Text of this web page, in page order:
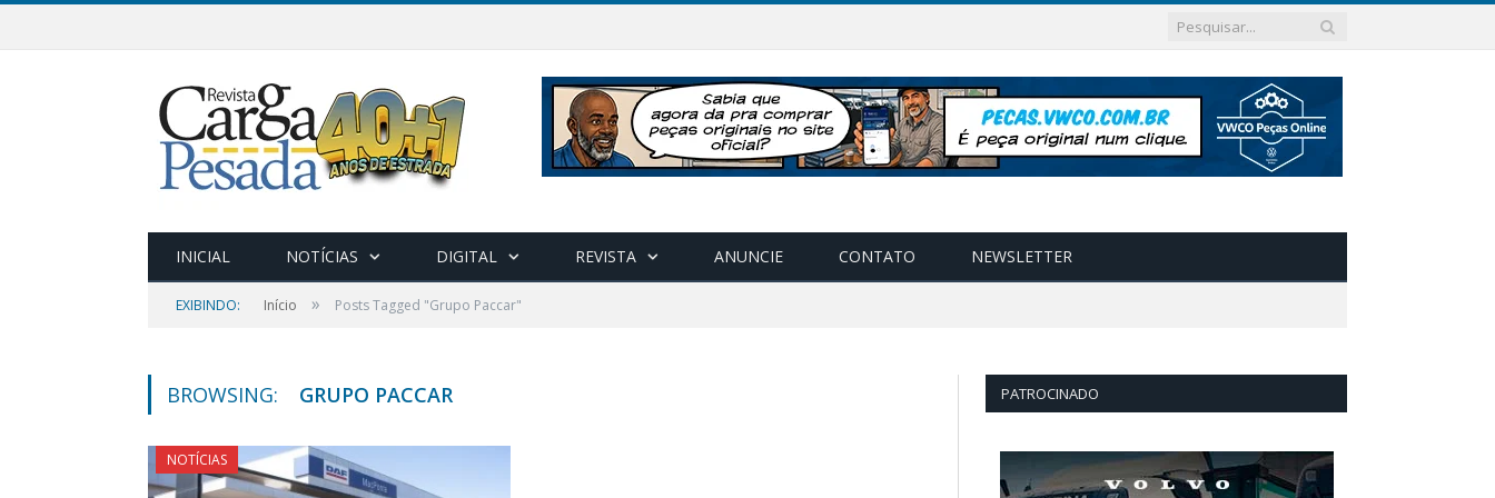
INICIAL NOTÍCIAS DIGITAL REVISTA ANUNCIE CONTATO NEWSLETTER
EXIBINDO: Início » Posts Tagged "Grupo Paccar"
BROWSING: GRUPO PACCAR
NOTÍCIAS
PATROCINADO